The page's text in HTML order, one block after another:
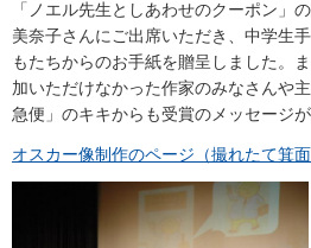
「ノエル先生としあわせのクーポン」
美奈子さんにご出席いただき、中学生
もたちからのお手紙を贈呈しました。
加いただけなかった作家のみなさんや
急便」のキキからも受賞のメッセージが
オスカー像制作のページ（撮れたて箕